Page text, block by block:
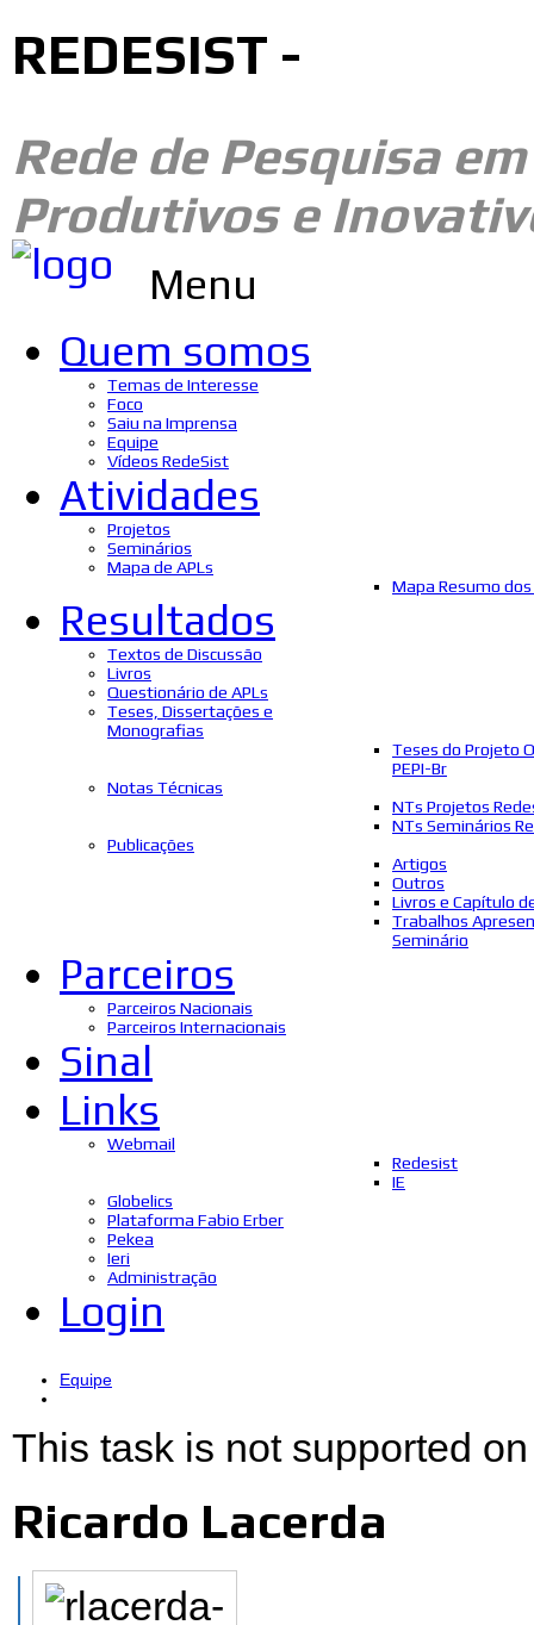
REDESIST -
Rede de Pesquisa
Produtivos e
Menu
Quem somos
Temas de Interesse
Foco
Saiu na Imprensa
Equipe
Vídeos RedeSist
Atividades
Projetos
Seminários
Mapa de APLs
Mapa Resumo dos
Resultados
Textos de Discussão
Livros
Questionário de APLs
Teses, Dissertações e
Monografias
Teses do Projeto
PEPI-Br
Notas Técnicas
NTs Projetos
NTs Seminários
Publicações
Artigos
Outros
Livros e Capítulo
Trabalhos
Seminário
Parceiros
Parceiros Nacionais
Parceiros Internacionais
Sinal
Links
Webmail
Redesist
IE
Globelics
Plataforma Fabio Erber
Pekea
Ieri
Administração
Login
Equipe
This task is not supported
Ricardo Lacerda